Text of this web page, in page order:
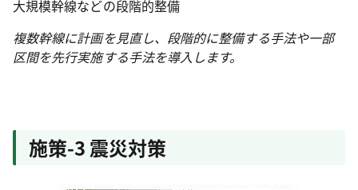
大規模幹線などの段階的整備
複数幹線に計画を見直し、段階的に整備する手法や一部
区間を先行実施する手法を導入します。
施策-3 震災対策